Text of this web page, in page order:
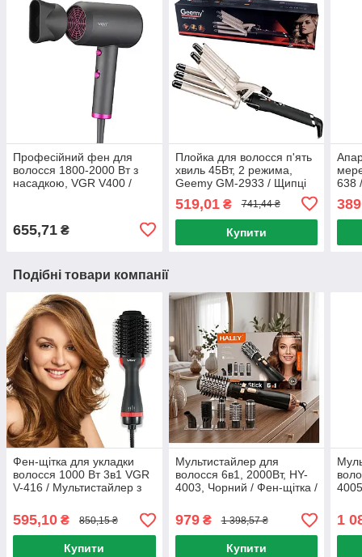
Професійний фен для
волосся 1800-2000 Вт з
насадкою, VGR V400 /
655,71 ₴
Плойка для волосся п'ять
хвиль 45Вт, 2 режима,
Geemy GM-2933 / Щипці
регулюванням
температури
519,01₴ 741,44 ₴
Купити
638
389
Подібні товари компанії
Фен-щітка для укладки
волосся 1000 Вт 3в1 VGR
V-416 / Мультистайлер з
волосся
595,10 ₴ 850,15 ₴
Купити
Мультистайлер для
волосся 6в1, 2000Вт, HY-
4003, Чорний / Фен-щітка /
Фен-браш для волосся
979₴ 1 398,57 ₴
Купити
1